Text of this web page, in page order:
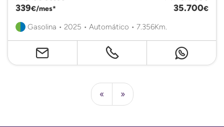
339€/mes* 35.700€
Gasolina • 2025 • Automático • 7.356Km.
« »